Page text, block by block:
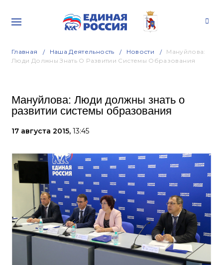
Главная Наша Деятельность Новости
Мануйлова:
Люди Должны Знать О Развитии Системы Образования
Мануйлова: Люди должны знать о
развитии системы образования
17 августа 2015, 13:45